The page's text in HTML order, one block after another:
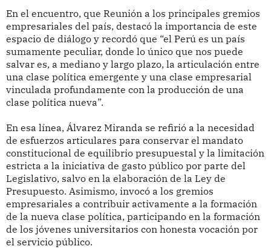
En el encuentro, que Reunión a los principales gremios
empresariales del país, destacó la importancia de este
espacio de diálogo y recordó que “el Perú es un país
sumamente peculiar, donde lo único que nos puede
salvar es, a mediano y largo plazo, la articulación entre
una clase política emergente y una clase empresarial
vinculada profundamente con la producción de una
clase política nueva”.
En esa línea, Álvarez Miranda se refirió a la necesidad
de esfuerzos articulares para conservar el mandato
constitucional de equilibrio presupuestal y la limitación
estricta a la iniciativa de gasto público por parte del
Legislativo, salvo en la elaboración de la Ley de
Presupuesto. Asimismo, invocó a los gremios
empresariales a contribuir activamente a la formación
de la nueva clase política, participando en la formación
de los jóvenes universitarios con honesta vocación por
el servicio público.